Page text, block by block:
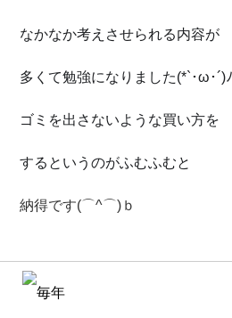
なかなか考えさせられる内容が
多くて勉強になりました(*`･ω･´)ﾉ
ゴミを出さないような買い方を
するというのがふむふむと
納得です(⌒^⌒)ｂ